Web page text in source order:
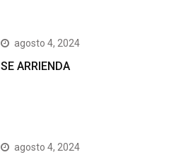
agosto 4, 2024
SE ARRIENDA
agosto 4, 2024